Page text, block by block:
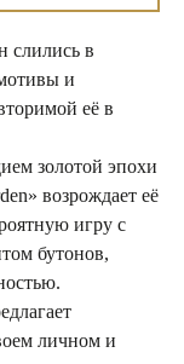
слились в
и
её в
золотой эпохи
возрождает её
игру с
бутонов,
личном и